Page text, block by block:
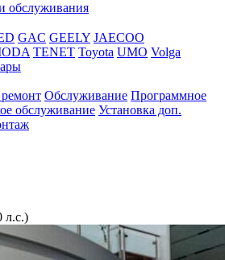
обслуживания
GAC GEELY JAECOO
TENET Toyota UMO Volga
Обслуживание Программное
обслуживание Установка доп.
л.с.)